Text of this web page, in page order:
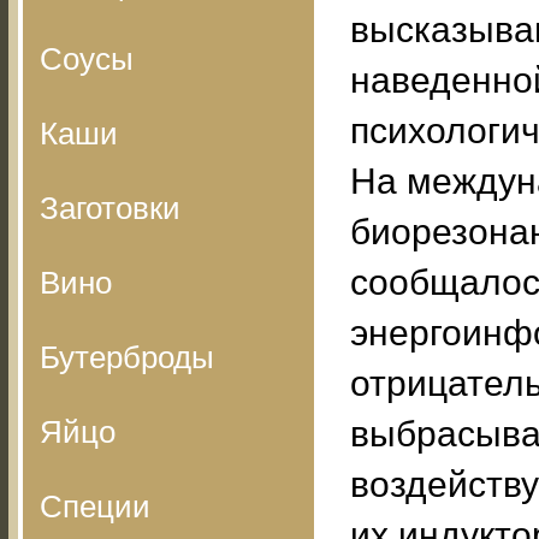
Соусы
Каши
Заготовки
Вино
Бутерброды
Яйцо
Специи
На